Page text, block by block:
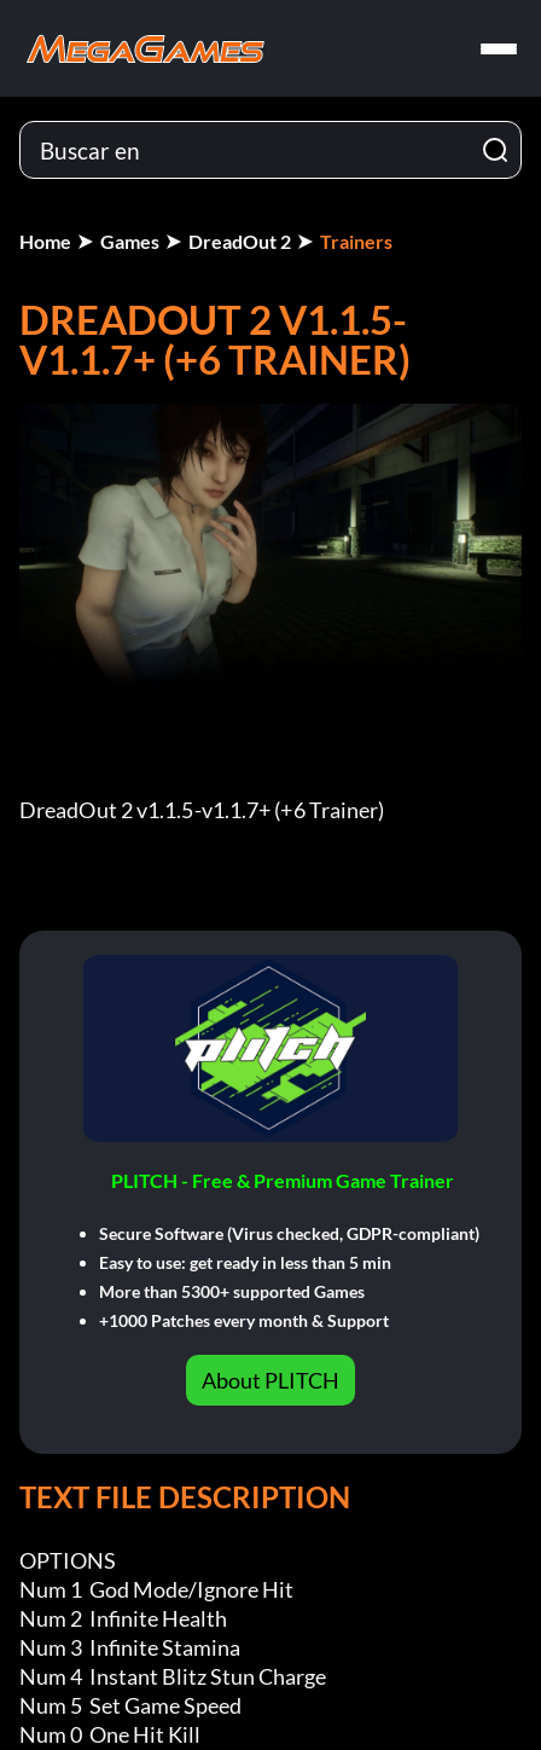
Home Games DreadOut 2 Trainers
DREADOUT 2 V1.1.5-
V1.1.7+ (+6 TRAINER)
DreadOut 2 v1.1.5-v1.1.7+ (+6 Trainer)
PLITCH - Free & Premium Game Trainer
Secure Software (Virus checked, GDPR-compliant)
Easy to use: get ready in less than 5 min
More than 5300+ supported Games
+1000 Patches every month & Support
About PLITCH
TEXT FILE DESCRIPTION
OPTIONS
Num 1  God Mode/Ignore Hit
Num 2  Infinite Health
Num 3  Infinite Stamina
Num 4  Instant Blitz Stun Charge
Num 5  Set Game Speed
Num 0  One Hit Kill